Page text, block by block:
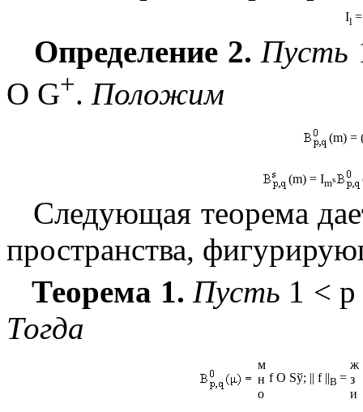
Il
Определение 2. Пусть
О G+. Положим
(m) =
(m) = Ims
Следующая теорема
пространства,
Теорема 1. Пусть 1 <
Тогда
м
н
о
fО Sў; || f||B =
ж
з
и